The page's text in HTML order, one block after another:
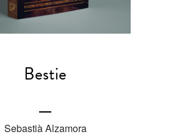
Bestie
Sebastià Alzamora